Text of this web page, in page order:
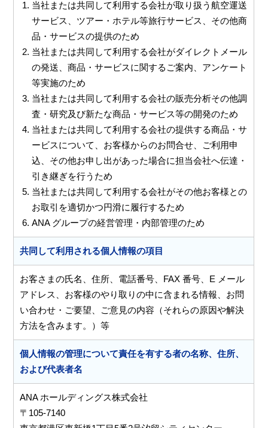
当社または共同して利用する会社が取り扱う航空運送
サービス、ツアー・ホテル等旅行サービス、その他商
品・サービスの提供のため
当社または共同して利用する会社がダイレクトメール
の発送、商品・サービスに関するご案内、アンケート
等実施のため
当社または共同して利用する会社の販売分析その他調
査・研究及び新たな商品・サービス等の開発のため
当社または共同して利用する会社の提供する商品・サ
ービスについて、お客様からのお問合せ、ご利用申
込、その他お申し出があった場合に担当会社へ伝達・
引き継ぎを行うため
当社または共同して利用する会社がその他お客様との
お取引を適切かつ円滑に履行するため
ANA グループの経営管理・内部管理のため
共同して利用される個人情報の項目
お客さまの氏名、住所、電話番号、FAX 番号、E メール
アドレス、お客様のやり取りの中に含まれる情報、お問
い合わせ・ご要望、ご意見の内容（それらの原因や解決
方法を含みます。）等
個人情報の管理について責任を有する者の名称、住所、
および代表者名
ANA ホールディングス株式会社
〒105-7140